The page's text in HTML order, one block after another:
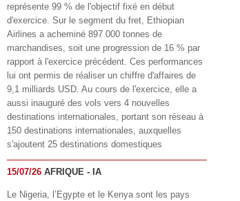
représente 99 % de l'objectif fixé en début
d'exercice. Sur le segment du fret, Ethiopian
Airlines a acheminé 897 000 tonnes de
marchandises, soit une progression de 16 % par
rapport à l'exercice précédent. Ces performances
lui ont permis de réaliser un chiffre d'affaires de
9,1 milliards USD. Au cours de l'exercice, elle a
aussi inauguré des vols vers 4 nouvelles
destinations internationales, portant son réseau à
150 destinations internationales, auxquelles
s'ajoutent 25 destinations domestiques
15/07/26 AFRIQUE - IA
Le Nigeria, l’Egypte et le Kenya sont les pays